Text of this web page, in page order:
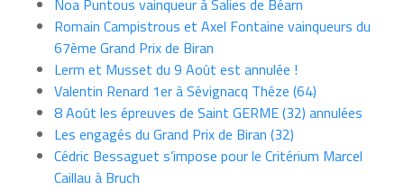
Noa Puntous vainqueur à Salies de Béarn
Romain Campistrous et Axel Fontaine vainqueurs du
67ème Grand Prix de Biran
Lerm et Musset du 9 Août est annulée !
Valentin Renard 1er à Sévignacq Théze (64)
8 Août les épreuves de Saint GERME (32) annulées
Les engagés du Grand Prix de Biran (32)
Cédric Bessaguet s’impose pour le Critérium Marcel
Caillau à Bruch